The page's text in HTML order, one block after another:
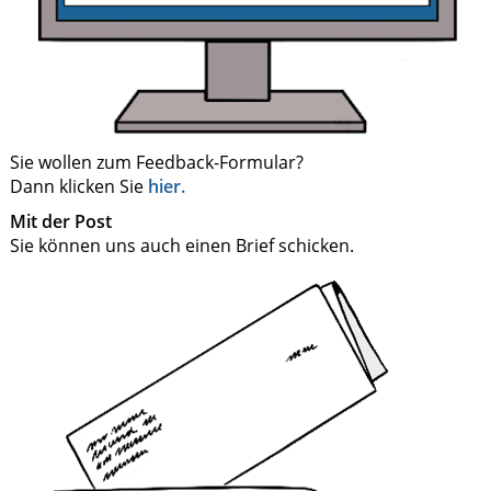
Sie wollen zum Feedback-Formular?
Dann klicken Sie hier.
Mit der Post
Sie können uns auch einen Brief schicken.